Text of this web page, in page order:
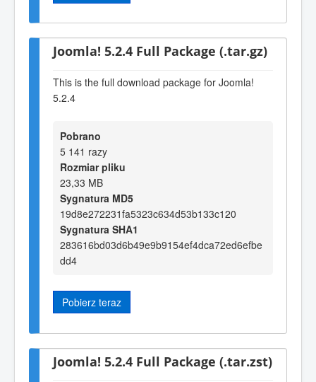
Joomla! 5.2.4 Full Package (.tar.gz)
This is the full download package for Joomla!
5.2.4
Pobrano
5 141 razy
Rozmiar pliku
23,33 MB
Sygnatura MD5
19d8e272231fa5323c634d53b133c120
Sygnatura SHA1
283616bd03d6b49e9b9154ef4dca72ed6efbe
dd4
Pobierz teraz
Joomla! 5.2.4 Full Package (.tar.zst)